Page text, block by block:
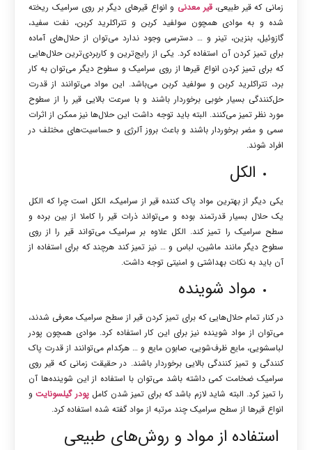
زمانی که قیر طبیعی،قیر معدنی و انواع قیرهای دیگر بر روی سرامیک ریخته
شده و به موادی همچون سولفید کربن و تتراکلرید کربن، نفت سفید،
گازوئیل، بنزین، تینر و … دسترسی وجود ندارد می‌توان از حلال‌های آماده
برای تمیز کردن آن استفاده کرد. یکی از رایج‌ترین و کاربردی‌ترین حلال‌هایی
که برای تمیز کردن انواع قیرها از روی سرامیک و سطوح دیگر می‌توان به کار
برد، تتراکلرید کربن و سولفید کربن می‌باشد. این مواد می‌توانند از قدرت
حل‌کنندگی بسیار خوبی برخوردار باشند و با سرعت بالایی قیر را از سطوح
مورد نظر تمیز می‌کنند. البته باید توجه داشت این حلال‌ها نیز ممکن از اثرات
سمی و مضر برخوردار باشند و باعث بروز آلرژی و حساسیت‌های مختلف در
افراد شوند.
الکل
یکی دیگر از بهترین مواد پاک کننده قیر از سرامیک، الکل است چرا که الکل
یک حلال بسیار قدرتمند بوده و می‌تواند ذرات قیر را کاملا از بین برده و
سطح سرامیک را تمیز کند. الکل علاوه بر سرامیک می‌تواند قیر را از روی
سطوح دیگر مانند ماشین، لباس و … نیز تمیز کند هرچند که برای استفاده از
آن باید به نکات بهداشتی و امنیتی توجه داشت.
مواد شوینده
در کنار تمام حلال‌هایی که برای تمیز کردن قیر از سطح سرامیک معرفی شدند،
می‌توان از مواد شوینده نیز برای این کار استفاده کرد. موادی همچون پودر
لباسشویی، مایع ظرف‌شویی، صابون مایع و … هرکدام می‌توانند از قدرت پاک
کنندگی و تمیز کنندگی بالایی برخوردار باشند. در حقیقت زمانی که قیر روی
سرامیک ضخامت کمی داشته باشد می‌توان با استفاده از این شوینده‌ها آن
را تمیز کرد. البته شاید لازم باشد که برای تمیز شدن کاملپودر گیلسونایتو
انواع قیرها از سطح سرامیک چند مرتبه از مواد گفته شده استفاده کرد.
استفاده از مواد و روش‌های طبیعی